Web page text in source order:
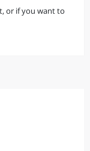
or if you want to